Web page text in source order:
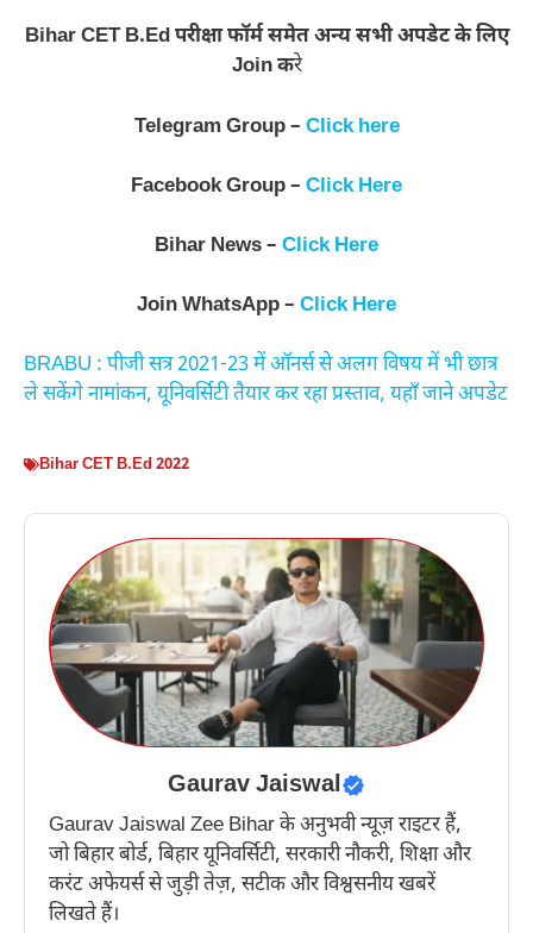
Bihar CET B.Ed परीक्षा फॉर्म समेत अन्य सभी अपडेट के लिए
Join करे
Telegram Group – Click here
Facebook Group – Click Here
Bihar News – Click Here
Join WhatsApp – Click Here
BRABU : पीजी सत्र 2021-23 में ऑनर्स से अलग विषय में भी छात्र
ले सकेंगे नामांकन, यूनिवर्सिटी तैयार कर रहा प्रस्ताव, यहाँ जाने अपडेट
Bihar CET B.Ed 2022
Gaurav Jaiswal
Gaurav Jaiswal Zee Bihar के अनुभवी न्यूज़ राइटर हैं,
जो बिहार बोर्ड, बिहार यूनिवर्सिटी, सरकारी नौकरी, शिक्षा और
करंट अफेयर्स से जुड़ी तेज़, सटीक और विश्वसनीय खबरें
लिखते हैं।